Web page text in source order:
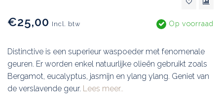
€25,00 Incl. btw Op voorraad
Distinctive is een superieur waspoeder met fenomenale
geuren. Er worden enkel natuurlijke olieën gebruikt zoals
Bergamot, eucalyptus, jasmijn en ylang ylang. Geniet van
de verslavende geur. Lees meer..